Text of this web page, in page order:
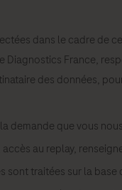
dans le cadre de
Diagnostics France,
des données,
demande que vous
au replay,
sont traitées sur la